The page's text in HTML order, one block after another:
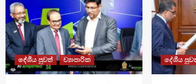
දේශීය පුවත් ව්‍යාපාරික දේශීය